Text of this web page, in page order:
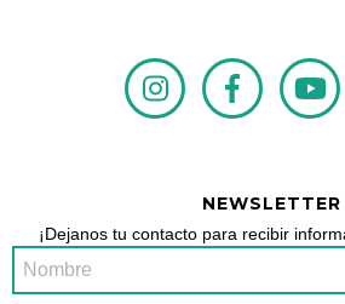
NEWSLETTER
¡Dejanos tu contacto para recibir